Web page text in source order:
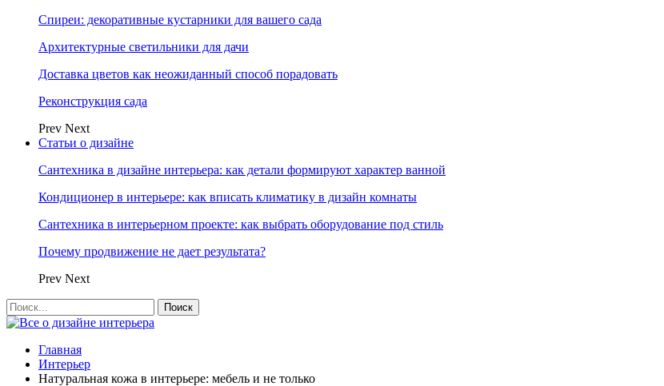
Спиреи: декоративные кустарники для вашего сада
Архитектурные светильники для дачи
Доставка цветов как неожиданный способ порадовать
Реконструкция сада
Prev Next
Статьи о дизайне
Сантехника в дизайне интерьера: как детали формируют характер ванной
Кондиционер в интерьере: как вписать климатику в дизайн комнаты
Сантехника в интерьерном проекте: как выбрать оборудование под стиль
Почему продвижение не дает результата?
Prev Next
Главная
Интерьер
Натуральная кожа в интерьере: мебель и не только